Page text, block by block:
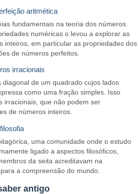
aritmética
fundamentais na teoria dos números.
numéricas o levou a explorar as
inteiros, em particular as propriedades dos
de números perfeitos.
irracionais
diagonal de um quadrado cujos lados
como uma fração simples. Isso
irracionais, que não podem ser
de números inteiros.
uma comunidade onde o estudo
ligado a aspectos filosóficos,
da seita acreditavam na
a compreensão do mundo.
antigo